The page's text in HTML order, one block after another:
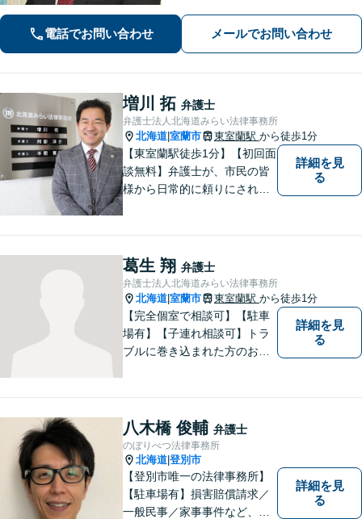
ご家族の安全と安心を守りつつ、将来
を見据えた解決をご提案【完全個室で
相談可】
電話でお問い合わせ メールでお問い合わせ
増川 拓 弁護士
弁護士法人北海道みらい法律事務所
北海道 室蘭市 東室蘭駅 から徒歩1分
【東室蘭駅徒歩1分】【初回面
談無料】弁護士が、市民の皆
様から日常的に頼りにされる
い未来へと導きます。お気軽
にご相談ください。【駐車場
あり】
詳細を見
る
葛生 翔 弁護士
弁護士法人北海道みらい法律事務所
北海道 室蘭市 東室蘭駅 から徒歩1分
【完全個室で相談可】【駐車
場有】【子連れ相談可】トラ
ブルに巻き込まれた方のお力
になれればと思っております
ので、どうぞお気軽にご相談
ください。
詳細を見
る
八木橋 俊輔 弁護士
のぼりべつ法律事務所
北海道 登別市
【登別市唯一の法律事務所】
【駐車場有】損害賠償請求／
一般民事／家事事件など、幅
詳細を見
る